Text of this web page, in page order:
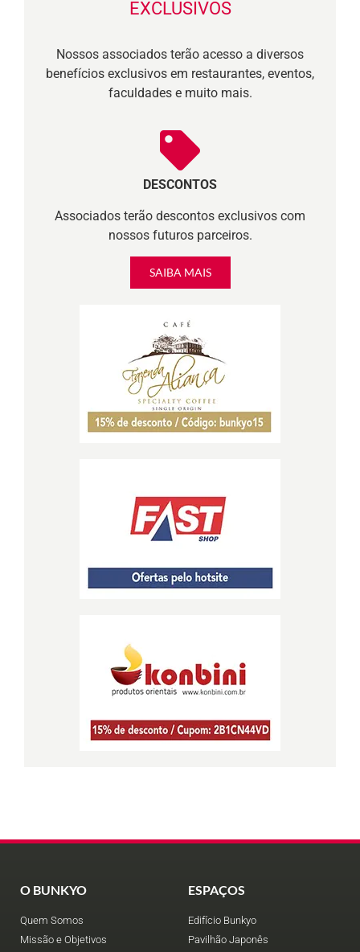
EXCLUSIVOS
Nossos associados terão acesso a diversos
benefícios exclusivos em restaurantes, eventos,
faculdades e muito mais.
DESCONTOS
Associados terão descontos exclusivos com
nossos futuros parceiros.
SAIBA MAIS
O BUNKYO
Quem Somos
Missão e Objetivos
ESPAÇOS
Edifício Bunkyo
Pavilhão Japonês